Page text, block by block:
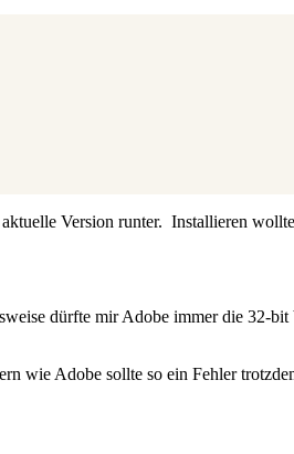
Version runter. Installieren
dürfte mir Adobe immer die 32-
wie Adobe sollte so ein Fehler